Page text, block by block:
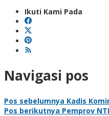
Ikuti Kami Pada
Navigasi pos
Pos sebelumnya Kadis
Pos berikutnya Pemprov